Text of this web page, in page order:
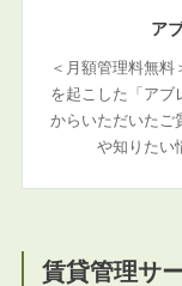
ア
＜月額管理料無
を起こした「アブ
からいただいたご
や知りたい
賃貸管理サ